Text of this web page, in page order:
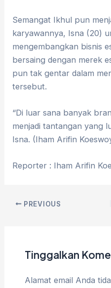
Semangat Ikhul pun
karyawannya, Isna (20)
mengembangkan bisnis
bersaing dengan merek
pun tak gentar dalam
tersebut.
“Di luar sana banyak
menjadi tantangan yang
Isna. (Iham Arifin
Reporter : Iham Arifin
PREVIOUS
Tinggalkan
Alamat email Anda